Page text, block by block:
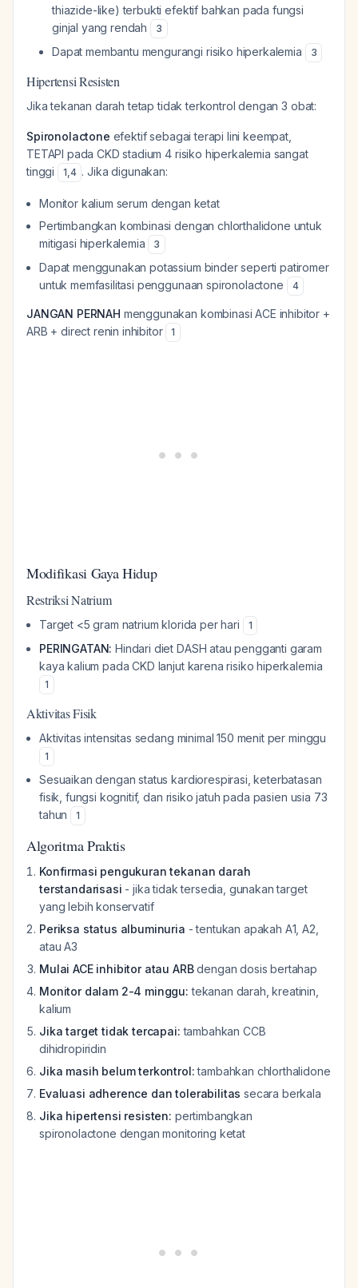
thiazide-like) terbukti efektif bahkan pada fungsi
ginjal yang rendah
3
Dapat membantu mengurangi risiko hiperkalemia 3
Hipertensi Resisten
Jika tekanan darah tetap tidak terkontrol dengan 3 obat:
Spironolactone efektif sebagai terapi lini keempat,
TETAPI pada CKD stadium 4 risiko hiperkalemia sangat
tinggi
1,4 . Jika digunakan:
Monitor kalium serum dengan ketat
Pertimbangkan kombinasi dengan chlorthalidone untuk
mitigasi hiperkalemia
3
Dapat menggunakan potassium binder seperti patiromer
untuk memfasilitasi penggunaan spironolactone
4
JANGAN PERNAH menggunakan kombinasi ACE inhibitor +
ARB + direct renin inhibitor
1
Modifikasi Gaya Hidup
Restriksi Natrium
Target <5 gram natrium klorida per hari 1
PERINGATAN: Hindari diet DASH atau pengganti garam
kaya kalium pada CKD lanjut karena risiko hiperkalemia
1
Aktivitas Fisik
Aktivitas intensitas sedang minimal 150 menit per minggu
1
Sesuaikan dengan status kardiorespirasi, keterbatasan
fisik, fungsi kognitif, dan risiko jatuh pada pasien usia 73
tahun
1
Algoritma Praktis
Konfirmasi pengukuran tekanan darah
terstandarisasi - jika tidak tersedia, gunakan target
yang lebih konservatif
Periksa status albuminuria - tentukan apakah A1, A2,
atau A3
Mulai ACE inhibitor atau ARBdengan dosis bertahap
Monitor dalam 2-4 minggu: tekanan darah, kreatinin,
kalium
Jika target tidak tercapai: tambahkan CCB
dihidropiridin
Jika masih belum terkontrol:tambahkan chlorthalidone
Evaluasi adherence dan tolerabilitas secara berkala
Jika hipertensi resisten: pertimbangkan
spironolactone dengan monitoring ketat